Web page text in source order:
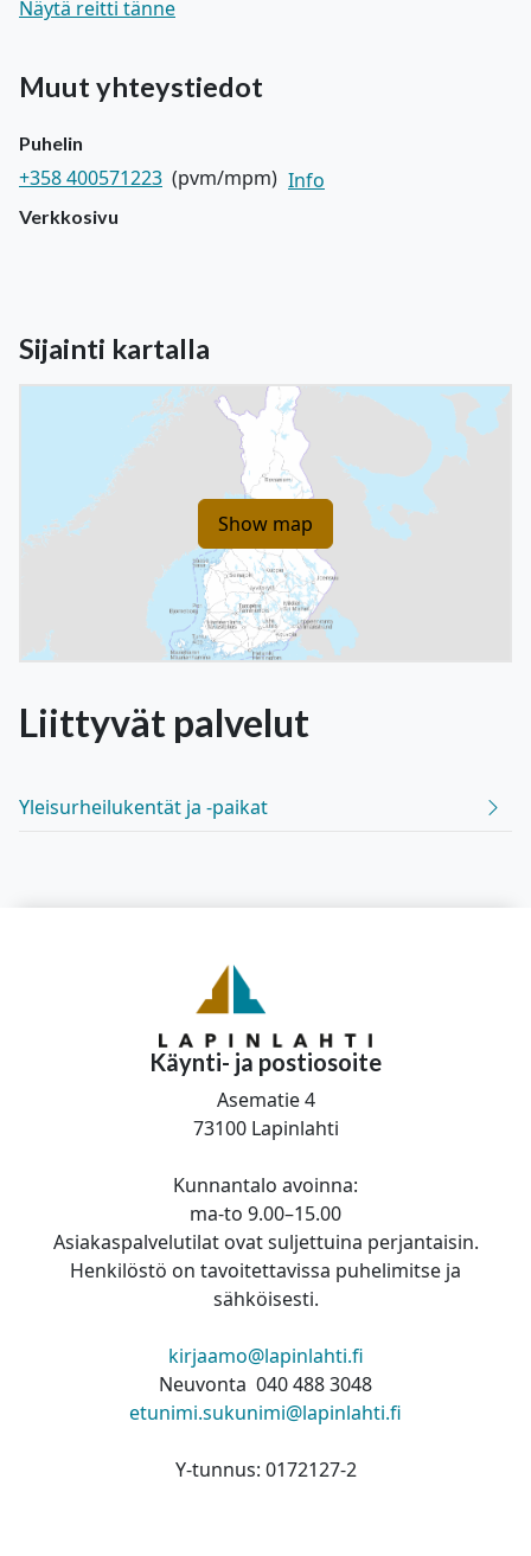
Näytä reitti tänne
Muut yhteystiedot
Puhelin
+358 400571223 (pvm/mpm) Info
Verkkosivu
Sijainti kartalla
Show map
Liittyvät palvelut
Yleisurheilukentät ja -paikat
Käynti- ja postiosoite
Asematie 4
73100 Lapinlahti
Kunnantalo avoinna:
ma-to 9.00–15.00
Asiakaspalvelutilat ovat suljettuina perjantaisin.
Henkilöstö on tavoitettavissa puhelimitse ja
sähköisesti.
kirjaamo@lapinlahti.fi
Neuvonta 040 488 3048
etunimi.sukunimi@lapinlahti.fi
Y-tunnus: 0172127-2